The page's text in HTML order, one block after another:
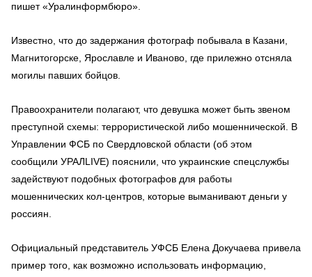
пишет «Уралинформбюро».
Известно, что до задержания фотограф побывала в Казани,
Магнитогорске, Ярославле и Иваново, где прилежно отсняла
могилы павших бойцов.
Правоохранители полагают, что девушка может быть звеном
преступной схемы: террористической либо мошеннической. В
Управлении ФСБ по Свердловской области (об этом
сообщили УРАЛLIVE) пояснили, что украинские спецслужбы
задействуют подобных фотографов для работы
мошеннических кол-центров, которые выманивают деньги у
россиян.
Официальный представитель УФСБ Елена Докучаева привела
пример того, как возможно использовать информацию,